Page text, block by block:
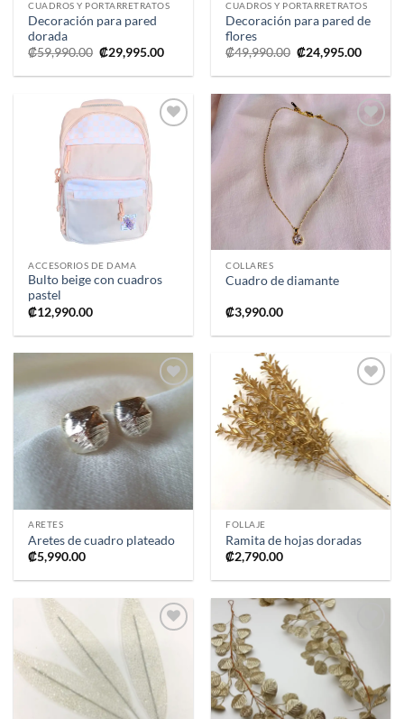
CUADROS Y PORTARRETRATOS
Decoración para pared
dorada
₡59,990.00 El
precio
original
₡59,990.00.
₡29,995.00El
actual
₡29,995.00.
CUADROS Y PORTARRETRATOS
Decoración para pared de
flores
₡49,990.00 El
precio
original
₡49,990.00.
₡24,995.00El
actual
ACCESORIOS DE DAMA
Bulto beige con cuadros
pastel
₡12,990.00
COLLARES
Cuadro de diamante
₡3,990.00
Añadir
a la
deseos
ARETES
Aretes de cuadro plateado
₡5,990.00
FOLLAJE
Ramita de hojas doradas
₡2,790.00
Añadir
a la
lista de
deseos